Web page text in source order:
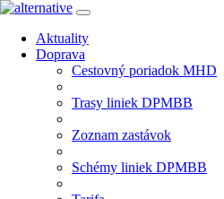
Aktuality
Doprava
Cestovný poriadok MHD
Trasy liniek DPMBB
Zoznam zastávok
Schémy liniek DPMBB